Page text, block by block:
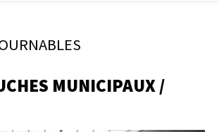
MUNICIPAUX /